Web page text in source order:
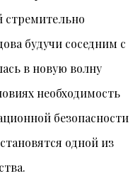
стремительно
будучи соседним с
в новую волну
необходимость
безопасности
одной из